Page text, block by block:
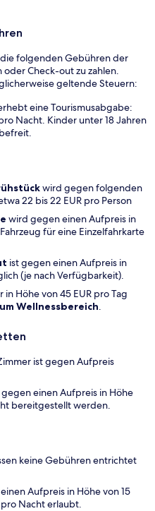
folgenden Gebühren der
Check-out zu zahlen.
geltende Steuern:
eine Tourismusabgabe:
Nacht. Kinder unter 18 Jahren
wird gegen folgenden
22 bis 22 EUR pro Person
wird gegen einen Aufpreis in
für eine Einzelfahrkarte
ist gegen einen Aufpreis in
(je nach Verfügbarkeit).
Höhe von 45 EUR pro Tag
Wellnessbereich.
ist gegen Aufpreis
einen Aufpreis in Höhe
bereitgestellt werden.
keine Gebühren entrichtet
Aufpreis in Höhe von 15
Nacht erlaubt.